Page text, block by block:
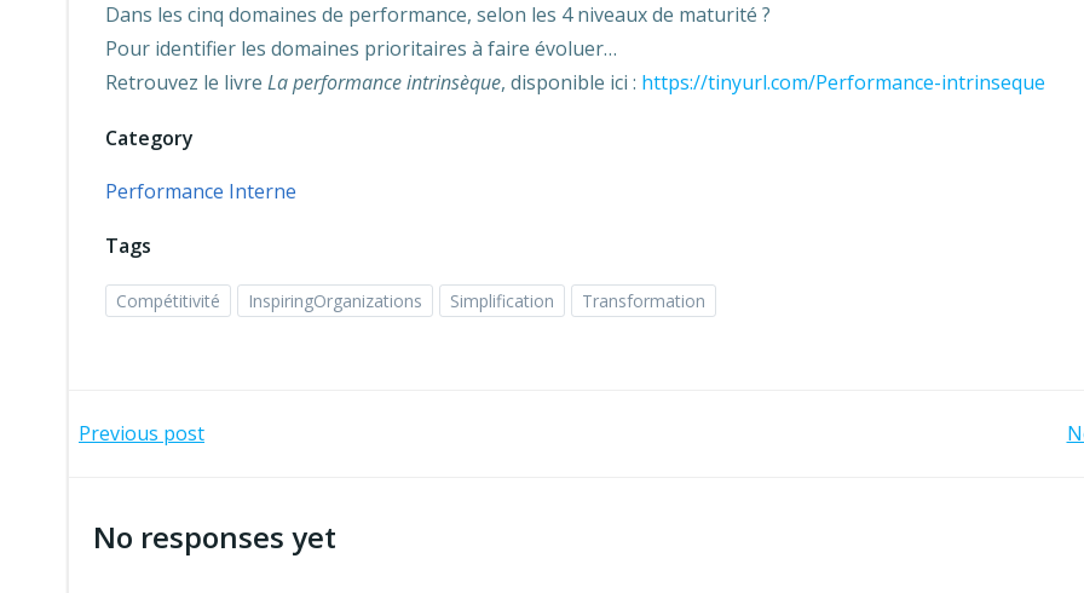
Dans les cinq domaines de performance, selon les 4 niveaux de maturité ?
Pour identifier les domaines prioritaires à faire évoluer…
Retrouvez le livre La performance intrinsèque, disponible ici : https://tinyurl.com/Performance-intrinseque
Category
Performance Interne
Tags
Compétitivité InspiringOrganizations Simplification Transformation
Navigation
l’article
Previous post
No responses yet